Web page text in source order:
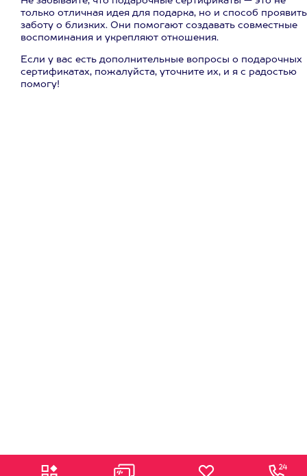
только отличная идея для подарка, но и способ проявить
заботу о близких. Они помогают создавать совместные
воспоминания и укрепляют отношения.
Если у вас есть дополнительные вопросы о подарочных
сертификатах, пожалуйста, уточните их, и я с радостью
помогу!